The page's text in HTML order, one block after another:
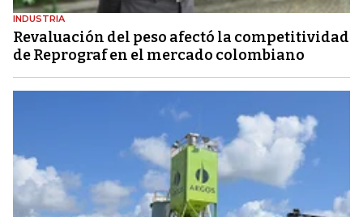
INDUSTRIA
Revaluación del peso afectó la competitividad
de Reprograf en el mercado colombiano